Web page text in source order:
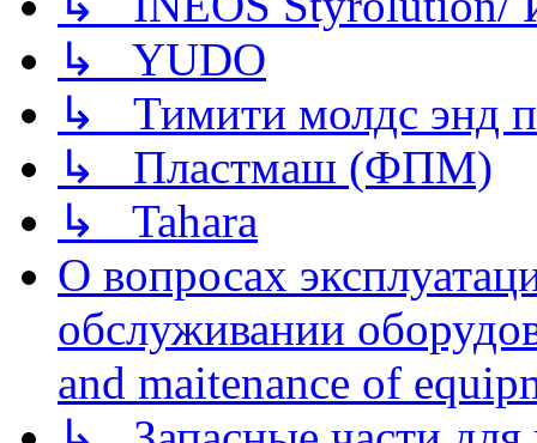
↳ YUDO
↳ Тимити молдс энд
↳ Пластмаш (ФПМ)
↳ Tahara
О вопросах
обслуживании
and maitenance of